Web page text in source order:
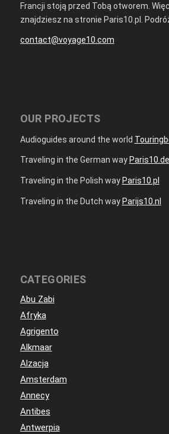
Francji stoją przed Tobą otworem.
znajdziesz na stronie Paris10.pl.
contact@voyage10.com
OUR PROJECTS
Audioguides around the world
Traveling in the German way Paris10.de
Traveling in the Polish way Paris10.pl
Traveling in the Dutch way Parijs10.nl
CATEGORIES
Abu Zabi
Afryka
Agrigento
Alkmaar
Alzacja
Amsterdam
Annecy
Antibes
Antwerpia